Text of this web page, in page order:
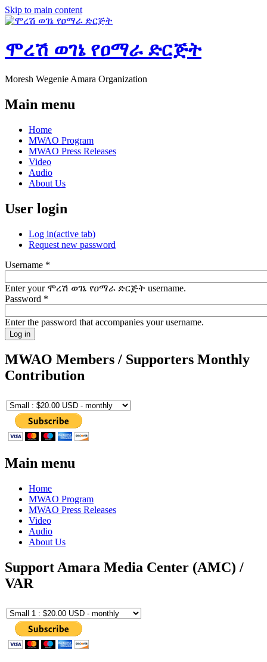
Skip to main content
ሞረሽ ወገኔ የዐማራ ድርጅት
Moresh Wegenie Amara Organization
Main menu
Home
MWAO Program
MWAO Press Releases
Video
Audio
About Us
User login
Log in(active tab)
Request new password
Username *
Enter your ሞረሽ ወገኔ የዐማራ ድርጅት username.
Password *
Enter the password that accompanies your username.
MWAO Members / Supporters Monthly
Contribution
Main menu
Home
MWAO Program
MWAO Press Releases
Video
Audio
About Us
Support Amara Media Center (AMC) /
VAR